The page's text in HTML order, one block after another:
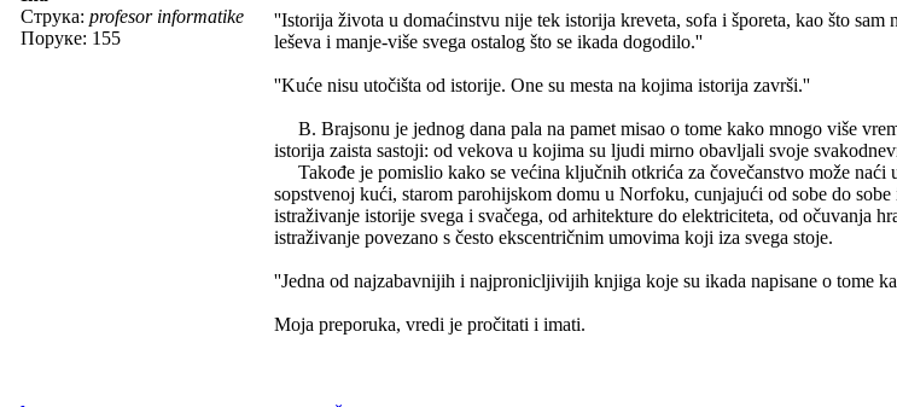
Струка: profesor informatike
Поруке: 155
''Istorija života u domaćinstvu nije tek istorija kreveta, sofa i šporeta, kao što
leševa i manje-više svega ostalog što se ikada dogodilo.''
''Kuće nisu utočišta od istorije. One su mesta na kojima istorija završi.''
B. Brajsonu je jednog dana pala na pamet misao o tome kako mnogo više
istorija zaista sastoji: od vekova u kojima su ljudi mirno obavljali svoje
Takođe je pomislio kako se većina ključnih otkrića za čovečanstvo može naći
sopstvenoj kući, starom parohijskom domu u Norfoku, cunjajući od sobe do
istraživanje istorije svega i svačega, od arhitekture do elektriciteta, od očuvanja
istraživanje povezano s često ekscentričnim umovima koji iza svega stoje.
''Jedna od najzabavnijih i najpronicljivijih knjiga koje su ikada napisane o tome
Moja preporuka, vredi je pročitati i imati.